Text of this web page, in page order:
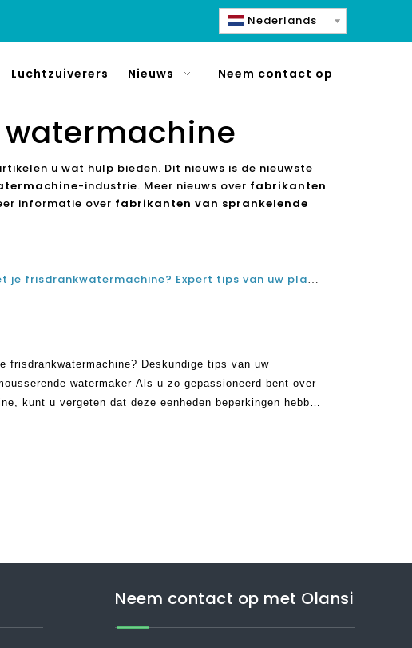
Nederlands
Luchtzuiverers Nieuws Neem contact op
u wat hulp bieden. Dit nieuws is de nieuwste
-industrie. Meer nieuws over fabrikanten
informatie over fabrikanten van sprankelende
Heb je problemen met je frisdrankwatermachine? Expert tips van uw plaatselijke fabriek in mousserende water maker
frisdrankwatermachine? Deskundige tips van uw
watermaker Als u zo gepassioneerd bent over
kunt u vergeten dat deze eenheden beperkingen hebben
als het einde van
Neem contact op met Olansi